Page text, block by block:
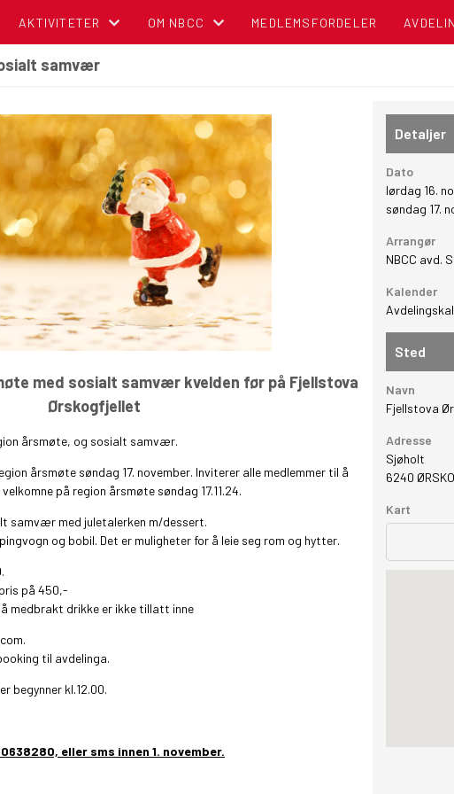
AKTIVITETER
KALENDER
LISTE
OM NBCC
OM NORSK BOBIL OG CARAVAN CLUB
TIPS OG RÅD
POLITISK REGNSKAP
NBCC I MEDIA
CAMPINGBROSJYRER
VEDTEKTER
CAMPINGPORTALEN
ANNONSERING / ADVERTISING
MEDLEMSFORDELER
samvær
med sosialt samvær kvelden før på Fjellstova
Ørskogfjellet
årsmøte, og sosialt samvær.
årsmøte søndag 17. november. Inviterer alle medlemmer til å
på region årsmøte søndag 17.11.24.
samvær med juletalerken m/dessert.
og bobil. Det er muligheter for å leie seg rom og hytter.
på 450,-
medbrakt drikke er ikke tillatt inne
til avdelinga.
begynner kl.12.00.
eller sms innen 1. november.
Detaljer
Dato
lørdag 16.
søndag 17.
Arrangør
NBCC avd.
Kalender
Sted
Navn
Fjellstova
Adresse
Sjøholt
6240
Kart